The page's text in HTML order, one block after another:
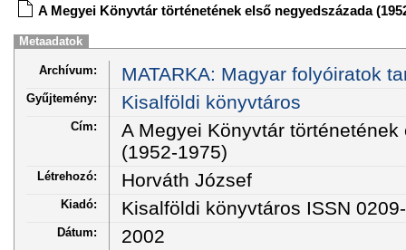
A Megyei Könyvtár történetének első negyedszázada
Metaadatok
Archívum: MATARKA: Magyar folyóiratok
Gyűjtemény: Kisalföldi könyvtáros
Cím:
A Megyei Könyvtár
(1952-1975)
Létrehozó: Horváth József
Kiadó: Kisalföldi könyvtáros ISSN
Dátum: 2002